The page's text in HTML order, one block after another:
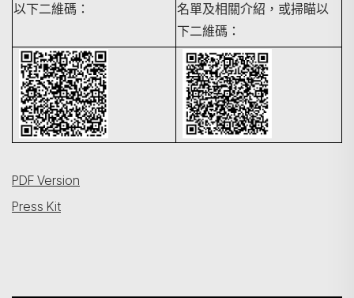
以下二維碼：
名單及相關介紹，或掃瞄以
下二維碼：
PDF Version
Press Kit